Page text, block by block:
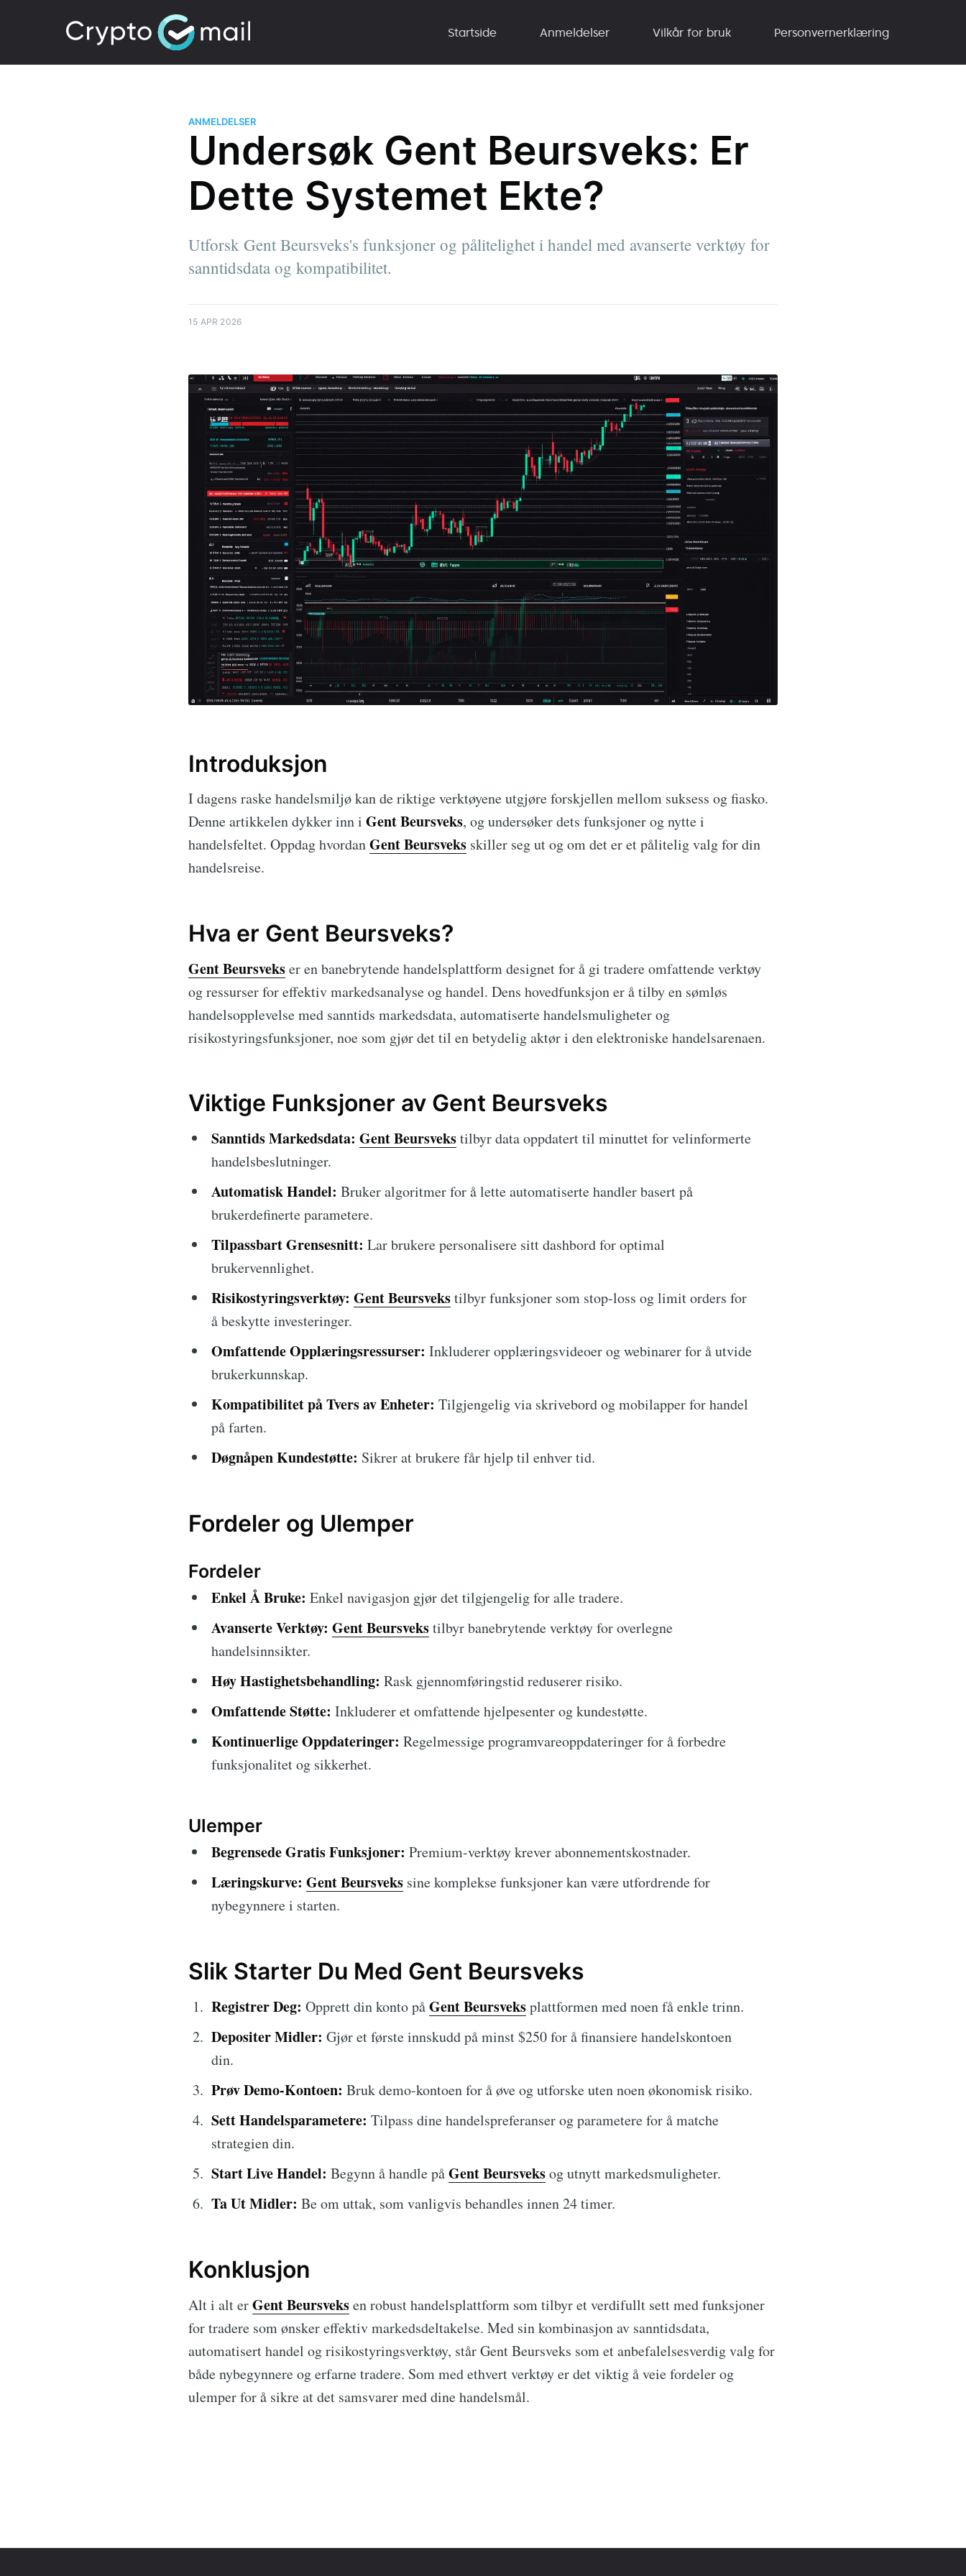
Startside Anmeldelser Vilkår for bruk Personvernerklæring
ANMELDELSER
Undersøk Gent Beursveks: Er
Dette Systemet Ekte?
Utforsk Gent Beursveks's funksjoner og pålitelighet i handel med avanserte verktøy for
sanntidsdata og kompatibilitet.
15 APR 2026
Introduksjon
I dagens raske handelsmiljø kan de riktige verktøyene utgjøre forskjellen mellom suksess og fiasko.
Denne artikkelen dykker inn i Gent Beursveks, og undersøker dets funksjoner og nytte i
handelsfeltet. Oppdag hvordanGent Beursveks skiller seg ut og om det er et pålitelig valg for din
handelsreise.
Hva er Gent Beursveks?
Gent Beursvekser en banebrytende handelsplattform designet for å gi tradere omfattende verktøy
og ressurser for effektiv markedsanalyse og handel. Dens hovedfunksjon er å tilby en sømløs
handelsopplevelse med sanntids markedsdata, automatiserte handelsmuligheter og
risikostyringsfunksjoner, noe som gjør det til en betydelig aktør i den elektroniske handelsarenaen.
Viktige Funksjoner av Gent Beursveks
Sanntids Markedsdata: Gent Beursvekstilbyr data oppdatert til minuttet for velinformerte
handelsbeslutninger.
Automatisk Handel: Bruker algoritmer for å lette automatiserte handler basert på
brukerdefinerte parametere.
Tilpassbart Grensesnitt: Lar brukere personalisere sitt dashbord for optimal
brukervennlighet.
Risikostyringsverktøy: Gent Beursvekstilbyr funksjoner som stop-loss og limit orders for
å beskytte investeringer.
Omfattende Opplæringsressurser: Inkluderer opplæringsvideoer og webinarer for å utvide
brukerkunnskap.
Kompatibilitet på Tvers av Enheter: Tilgjengelig via skrivebord og mobilapper for handel
på farten.
Døgnåpen Kundestøtte: Sikrer at brukere får hjelp til enhver tid.
Fordeler og Ulemper
Fordeler
Enkel Å Bruke: Enkel navigasjon gjør det tilgjengelig for alle tradere.
Avanserte Verktøy: Gent Beursvekstilbyr banebrytende verktøy for overlegne
handelsinnsikter.
Høy Hastighetsbehandling: Rask gjennomføringstid reduserer risiko.
Omfattende Støtte: Inkluderer et omfattende hjelpesenter og kundestøtte.
Kontinuerlige Oppdateringer: Regelmessige programvareoppdateringer for å forbedre
funksjonalitet og sikkerhet.
Ulemper
Begrensede Gratis Funksjoner: Premium-verktøy krever abonnementskostnader.
Læringskurve: Gent Beursveks sine komplekse funksjoner kan være utfordrende for
nybegynnere i starten.
Slik Starter Du Med Gent Beursveks
Registrer Deg: Opprett din konto påGent Beursveksplattformen med noen få enkle trinn.
Depositer Midler: Gjør et første innskudd på minst $250 for å finansiere handelskontoen
din.
Prøv Demo-Kontoen: Bruk demo-kontoen for å øve og utforske uten noen økonomisk risiko.
Sett Handelsparametere: Tilpass dine handelspreferanser og parametere for å matche
strategien din.
Start Live Handel: Begynn å handle påGent Beursveksog utnytt markedsmuligheter.
Ta Ut Midler: Be om uttak, som vanligvis behandles innen 24 timer.
Konklusjon
Alt i alt erGent Beursveksen robust handelsplattform som tilbyr et verdifullt sett med funksjoner
for tradere som ønsker effektiv markedsdeltakelse. Med sin kombinasjon av sanntidsdata,
automatisert handel og risikostyringsverktøy, står Gent Beursveks som et anbefalelsesverdig valg for
både nybegynnere og erfarne tradere. Som med ethvert verktøy er det viktig å veie fordeler og
ulemper for å sikre at det samsvarer med dine handelsmål.